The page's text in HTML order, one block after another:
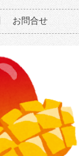
お問合せ